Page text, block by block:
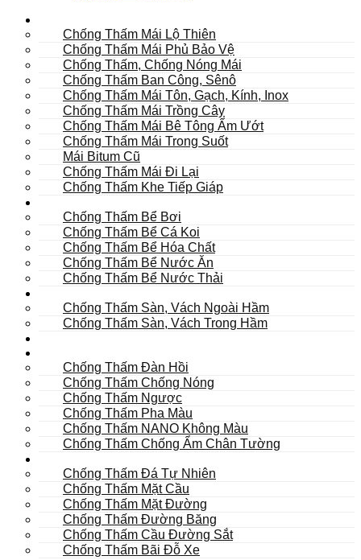
Chống Thấm Mái Lộ Thiên
Chống Thấm Mái Phủ Bảo Vệ
Chống Thấm, Chống Nóng Mái
Chống Thấm Ban Công, Sênô
Chống Thấm Mái Tôn, Gạch, Kính, Inox
Chống Thấm Mái Trồng Cây
Chống Thấm Mái Bê Tông Ẩm Ướt
Chống Thấm Mái Trong Suốt
Mái Bitum Cũ
Chống Thấm Mái Đi Lại
Chống Thấm Khe Tiếp Giáp
Chống Thấm Bể Bơi
Chống Thấm Bể Cá Koi
Chống Thấm Bể Hóa Chất
Chống Thấm Bể Nước Ăn
Chống Thấm Bể Nước Thải
Chống Thấm Sàn, Vách Ngoài Hầm
Chống Thấm Sàn, Vách Trong Hầm
Chống Thấm Đàn Hồi
Chống Thấm Chống Nóng
Chống Thấm Ngược
Chống Thấm Pha Màu
Chống Thấm NANO Không Màu
Chống Thấm Chống Ẩm Chân Tường
Chống Thấm Đá Tự Nhiên
Chống Thấm Mặt Cầu
Chống Thấm Mặt Đường
Chống Thấm Đường Băng
Chống Thấm Cầu Đường Sắt
Chống Thấm Bãi Đỗ Xe